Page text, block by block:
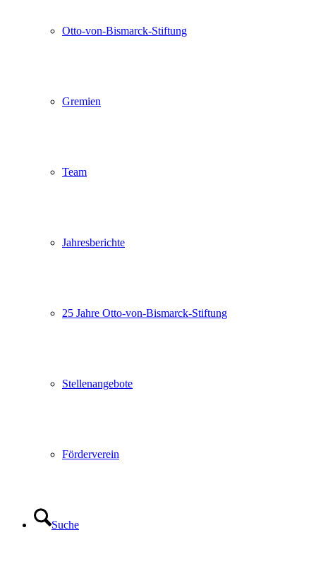
Otto-von-Bismarck-Stiftung
Gremien
Team
Jahresberichte
25 Jahre Otto-von-Bismarck-Stiftung
Stellenangebote
Förderverein
Suche